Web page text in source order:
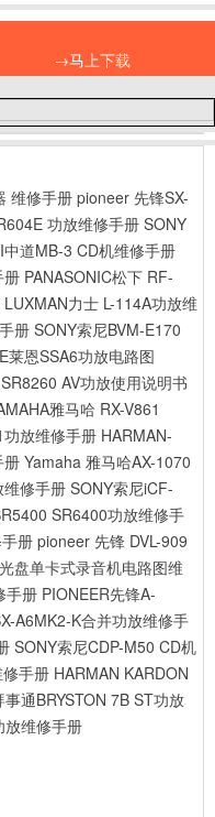
→马上下载
维修手册 pioneer 先锋SX-
功放维修手册 SONY
中道MB-3 CD机维修手册
册 PANASONIC松下 RF-
LUXMAN力士 L-114A功放维
册 SONY索尼BVM-E170
莱恩SSA6功放电路图
AV功放使用说明书
雅马哈 RX-V861
放维修手册 HARMAN-
册 Yamaha 雅马哈AX-1070
修手册 SONY索尼iCF-
SR6400功放维修手
册 pioneer 先锋 DVL-909
盘单卡式录音机电路图维
手册 PIONEER先锋A-
A6MK2-K合并功放维修手
SONY索尼CDP-M50 CD机
手册 HARMAN KARDON
事通BRYSTON 7B ST功放
放维修手册